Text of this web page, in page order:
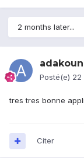
2 months later...
adakoun
Posté(e) 22
tres tres bonne appli
Citer